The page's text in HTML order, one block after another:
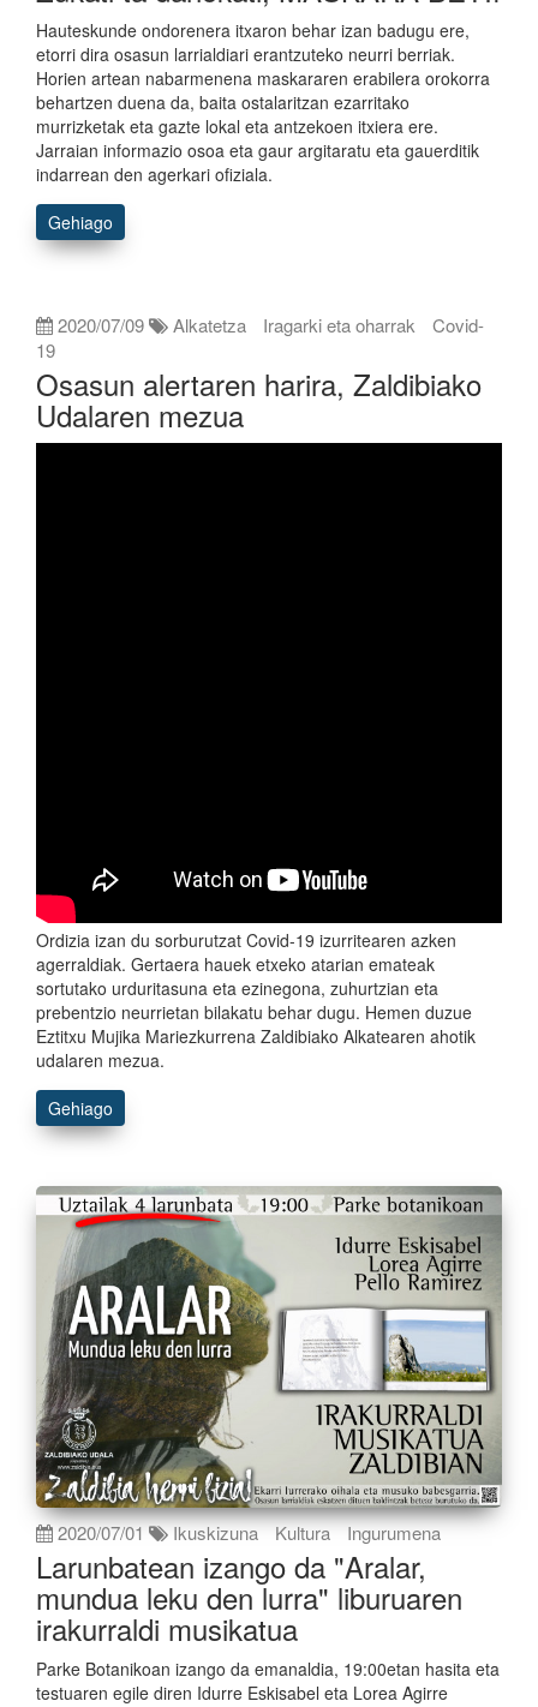
Hauteskunde ondorenera itxaron behar izan badugu ere,
etorri dira osasun larrialdiari erantzuteko neurri berriak.
Horien artean nabarmenena maskararen erabilera orokorra
behartzen duena da, baita ostalaritzan ezarritako
murrizketak eta gazte lokal eta antzekoen itxiera ere.
Jarraian informazio osoa eta gaur argitaratu eta gauerditik
indarrean den agerkari ofiziala.
Gehiago
2020/07/09 Alkatetza Iragarki eta oharrak
Covid-
19
Osasun alertaren harira, Zaldibiako
Udalaren mezua
Ordizia izan du sorburutzat Covid-19 izurritearen azken
agerraldiak. Gertaera hauek etxeko atarian emateak
sortutako urduritasuna eta ezinegona, zuhurtzian eta
prebentzio neurrietan bilakatu behar dugu. Hemen duzue
Eztitxu Mujika Mariezkurrena Zaldibiako Alkatearen ahotik
udalaren mezua.
Gehiago
2020/07/01 Ikuskizuna Kultura Ingurumena
Larunbatean izango da "Aralar,
mundua leku den lurra" liburuaren
irakurraldi musikatua
Parke Botanikoan izango da emanaldia, 19:00etan hasita eta
testuaren egile diren Idurre Eskisabel eta Lorea Agirre